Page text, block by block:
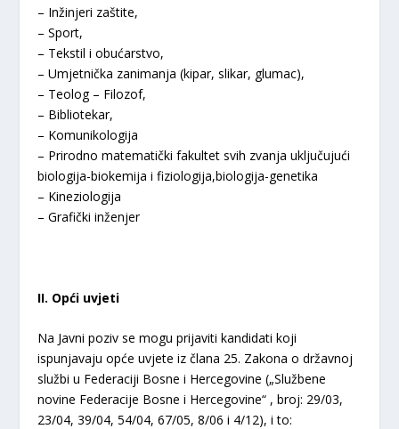
– Inžinjeri zaštite,
– Sport,
– Tekstil i obućarstvo,
– Umjetnička zanimanja (kipar, slikar, glumac),
– Teolog – Filozof,
– Bibliotekar,
– Komunikologija
– Prirodno matematički fakultet svih zvanja uključujući
biologija-biokemija i fiziologija,biologija-genetika
– Kineziologija
– Grafički inženjer
II. Opći uvjeti
Na Javni poziv se mogu prijaviti kandidati koji
ispunjavaju opće uvjete iz člana 25. Zakona o državnoj
službi u Federaciji Bosne i Hercegovine („Službene
novine Federacije Bosne i Hercegovine“ , broj: 29/03,
23/04, 39/04, 54/04, 67/05, 8/06 i 4/12), i to: